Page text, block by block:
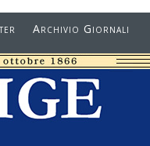
Archivio Giornali